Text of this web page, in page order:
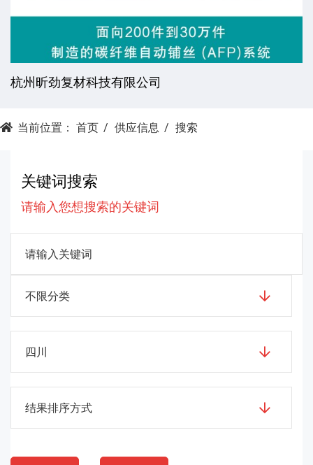
杭州昕劲复材科技有限公司
当前位置： 首页 供应信息 搜索
关键词搜索
请输入您想搜索的关键词
不限分类
四川
结果排序方式